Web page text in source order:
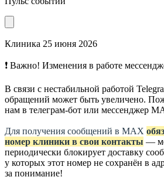
Клиника 25 июня 2026
❗ Важно! Изменения в работе
В связи с нестабильной работой
обращений может быть увеличено.
нам в телеграм-бот или мессенджер
Для получения сообщений в МАХ
номер клиники в свои контакты —
периодически блокирует доставку
у которых этот номер не сохранён в
за понимание!